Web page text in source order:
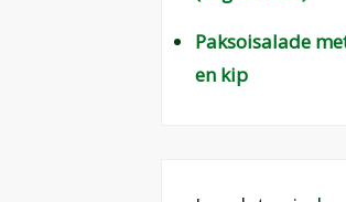
Paksoisalade
en kip